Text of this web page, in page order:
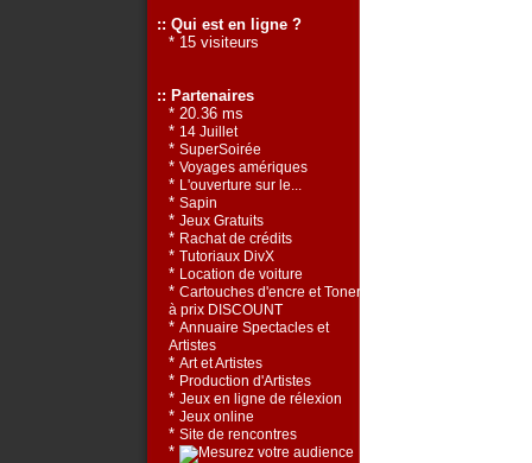
:: Qui est en ligne ?
* 15 visiteurs
:: Partenaires
* 20.36 ms
* 14 Juillet
* SuperSoirée
* Voyages amériques
* L'ouverture sur le...
* Sapin
* Jeux Gratuits
* Rachat de crédits
* Tutoriaux DivX
* Location de voiture
* Cartouches d'encre et Toners
à prix DISCOUNT
* Annuaire Spectacles et
Artistes
* Art et Artistes
* Production d'Artistes
* Jeux en ligne de rélexion
* Jeux online
* Site de rencontres
*